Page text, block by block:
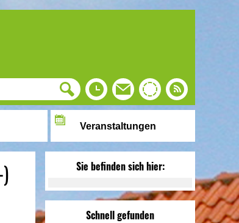
Veranstaltungen
Sie befinden sich hier:
Schnell gefunden